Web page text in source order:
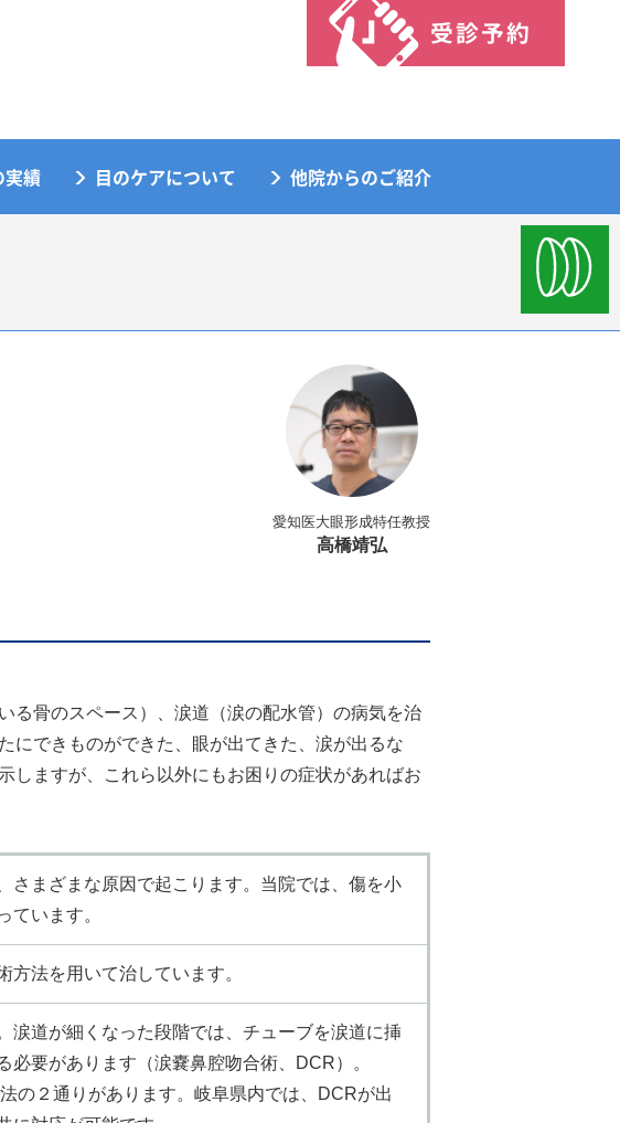
受診予約
実績 目のケアについて 他院からのご紹介
愛知医大眼形成特任教授
高橋靖弘
る骨のスペース）、涙道（涙の配水管）の病気を治
にできものができた、眼が出てきた、涙が出るな
しますが、これら以外にもお困りの症状があればお
さまざまな原因で起こります。当院では、傷を小
ています。
法を用いて治しています。
涙道が細くなった段階では、チューブを涙道に挿
要があります（涙嚢鼻腔吻合術、DCR）。
の２通りがあります。岐阜県内では、DCRが出